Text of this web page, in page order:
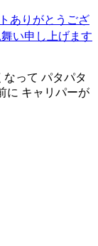
ありがとうござ
い申し上げます
って パタパタ
に キャリパーが